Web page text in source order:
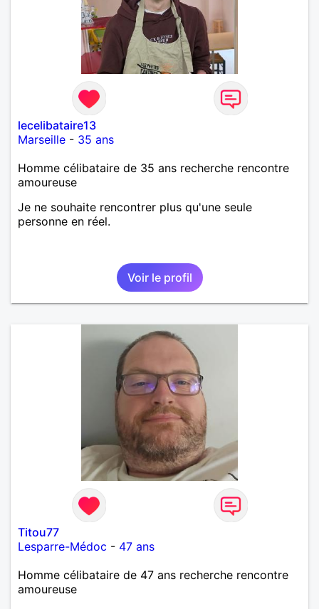
lecelibataire13
Marseille - 35 ans
Homme célibataire de 35 ans recherche rencontre
amoureuse
Je ne souhaite rencontrer plus qu'une seule
personne en réel.
Voir le profil
Titou77
Lesparre-Médoc - 47 ans
Homme célibataire de 47 ans recherche rencontre
amoureuse